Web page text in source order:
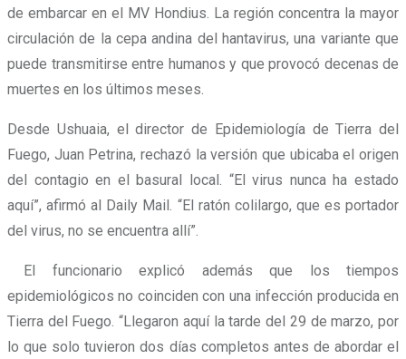
de embarcar en el MV Hondius. La región concentra la mayor
circulación de la cepa andina del hantavirus, una variante que
puede transmitirse entre humanos y que provocó decenas de
muertes en los últimos meses.
Desde Ushuaia, el director de Epidemiología de Tierra del
Fuego, Juan Petrina, rechazó la versión que ubicaba el origen
del contagio en el basural local. “El virus nunca ha estado
aquí”, afirmó al Daily Mail. “El ratón colilargo, que es portador
del virus, no se encuentra allí”.
El funcionario explicó además que los tiempos
epidemiológicos no coinciden con una infección producida en
Tierra del Fuego. “Llegaron aquí la tarde del 29 de marzo, por
lo que solo tuvieron dos días completos antes de abordar el